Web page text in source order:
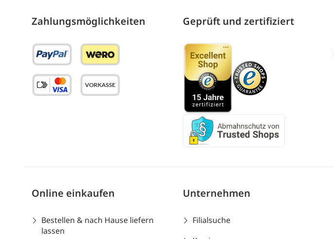
Zahlungs­möglich­keiten Geprüft und zertifiziert
Online einkaufen
Bestellen & nach Hause liefern
lassen
Unternehmen
Filialsuche